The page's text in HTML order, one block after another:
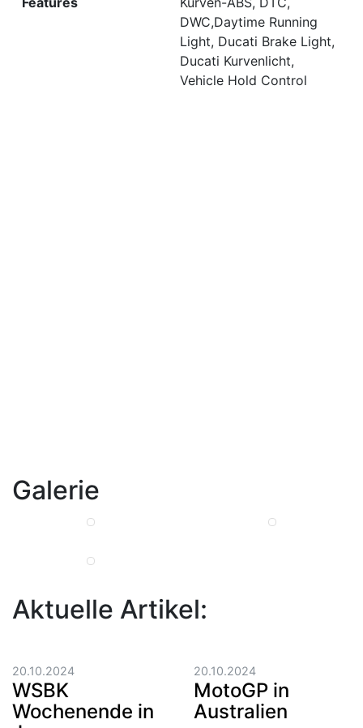
DWC,Daytime Running
Light, Ducati Brake Light,
Ducati Kurvenlicht,
Vehicle Hold Control
Galerie
Aktuelle Artikel:
20.10.2024
WSBK
Wochenende in
20.10.2024
MotoGP in
Australien